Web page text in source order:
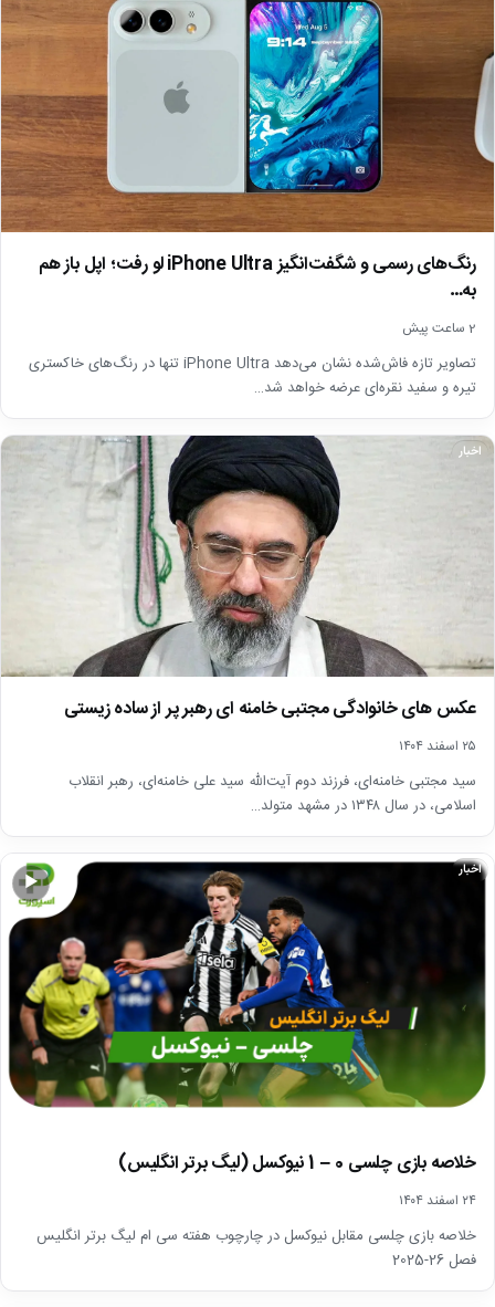
رنگ‌های رسمی و شگفت‌انگیز iPhone Ultra لو رفت؛ اپل باز هم
به…
2 ساعت پیش
تصاویر تازه فاش‌شده نشان می‌دهد iPhone Ultra تنها در رنگ‌های خاکستری
تیره و سفید نقره‌ای عرضه خواهد شد…
اخبار
عکس های خانوادگی مجتبی خامنه ای رهبر پر از ساده زیستی
۲۵ اسفند ۱۴۰۴
سید مجتبی خامنه‌ای، فرزند دوم آیت‌الله سید علی خامنه‌ای، رهبر انقلاب
اسلامی، در سال ۱۳۴۸ در مشهد متولد…
▶
اخبار
خلاصه بازی چلسی 0 – 1 نیوکسل (لیگ برتر انگلیس)
۲۴ اسفند ۱۴۰۴
خلاصه بازی چلسی مقابل نیوکسل در چارچوب هفته سی ام لیگ برتر انگلیس
فصل 26-2025